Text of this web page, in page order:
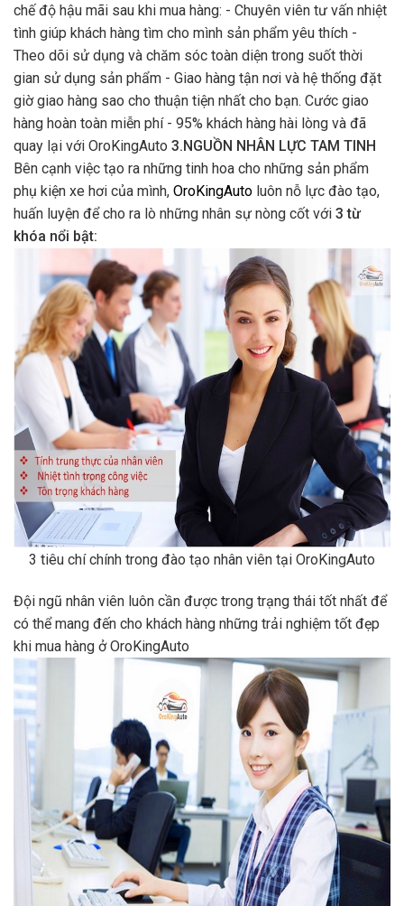
chế độ hậu mãi sau khi mua hàng: - Chuyên viên tư vấn nhiệt
tình giúp khách hàng tìm cho mình sản phẩm yêu thích -
Theo dõi sử dụng và chăm sóc toàn diện trong suốt thời
gian sử dụng sản phẩm - Giao hàng tận nơi và hệ thống đặt
giờ giao hàng sao cho thuận tiện nhất cho bạn. Cước giao
hàng hoàn toàn miễn phí - 95% khách hàng hài lòng và đã
quay lại với OroKingAuto 3.NGUỒN NHÂN LỰC TAM TINH
Bên cạnh việc tạo ra những tinh hoa cho những sản phẩm
phụ kiện xe hơi của mình, OroKingAuto luôn nỗ lực đào tạo,
huấn luyện để cho ra lò những nhân sự nòng cốt với 3 từ
khóa nổi bật:
3 tiêu chí chính trong đào tạo nhân viên tại OroKingAuto
Đội ngũ nhân viên luôn cần được trong trạng thái tốt nhất để
có thể mang đến cho khách hàng những trải nghiệm tốt đẹp
khi mua hàng ở OroKingAuto